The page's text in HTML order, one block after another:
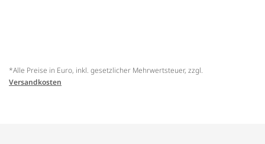
*Alle Preise in Euro, inkl. gesetzlicher Mehrwertsteuer, zzgl.
Versandkosten